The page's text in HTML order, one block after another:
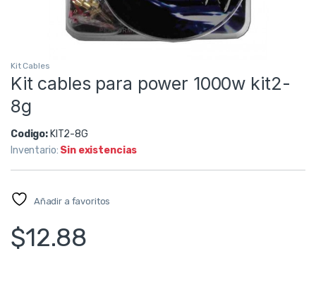
Kit Cables
Kit cables para power 1000w kit2-
8g
Codigo: KIT2-8G
Inventario: Sin existencias
Añadir a favoritos
$12.88